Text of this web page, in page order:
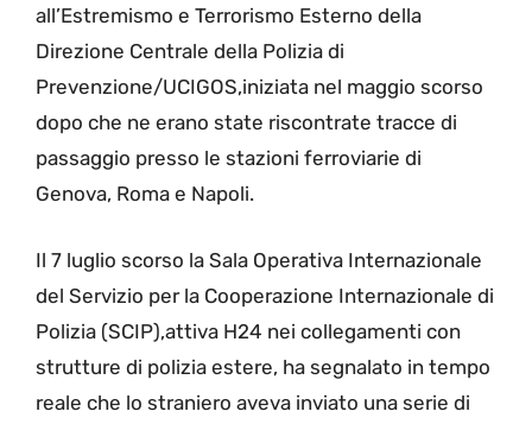
all’Estremismo e Terrorismo Esterno della
Direzione Centrale della Polizia di
Prevenzione/UCIGOS,iniziata nel maggio scorso
dopo che ne erano state riscontrate tracce di
passaggio presso le stazioni ferroviarie di
Genova, Roma e Napoli.
Il 7 luglio scorso la Sala Operativa Internazionale
del Servizio per la Cooperazione Internazionale di
Polizia (SCIP),attiva H24 nei collegamenti con
strutture di polizia estere, ha segnalato in tempo
reale che lo straniero aveva inviato una serie di